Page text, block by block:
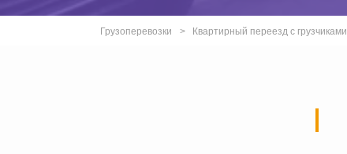
Грузоперевозки Квартирный переезд с грузчиками